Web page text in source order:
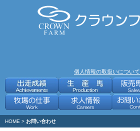
個人情報の取扱いについて
HOME > お問い合わせ